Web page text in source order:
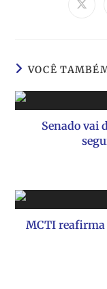
VOCÊ
Senado vai
MCTI reafirma